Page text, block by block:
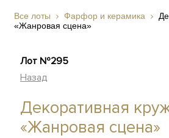
Все лоты Фарфор и керамика
«Жанровая сцена»
Лот №295
Назад
Декоративная
«Жанровая сцена»